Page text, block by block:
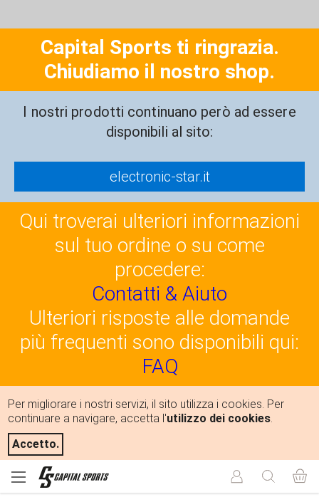
Capital Sports ti ringrazia.
Chiudiamo il nostro shop.
I nostri prodotti continuano però ad essere
disponibili al sito:
electronic-star.it
Qui troverai ulteriori informazioni
sul tuo ordine o su come
procedere:
Contatti & Aiuto
Ulteriori risposte alle domande
più frequenti sono disponibili qui:
FAQ
Per migliorare i nostri servizi, il sito utilizza i cookies. Per
continuare a navigare, accetta l'utilizzo dei cookies.
Accetto.